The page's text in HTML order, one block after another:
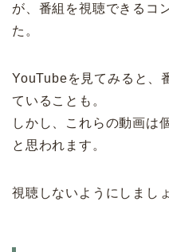
が、番組を視聴できるコ
た。
YouTubeを見てみると、
ていることも。
しかし、これらの動画は
と思われます。
視聴しないようにしまし